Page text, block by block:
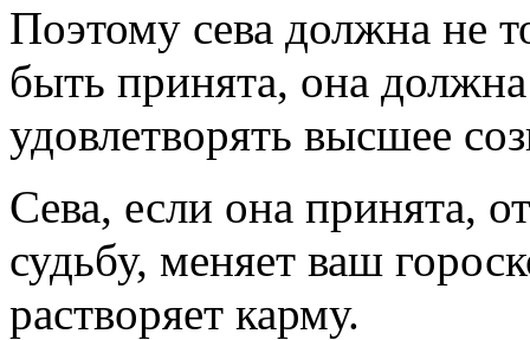
Поэтому сева должна не
быть принята, она
удовлетворять высшее
Сева, если она принята,
судьбу, меняет ваш
растворяет карму.